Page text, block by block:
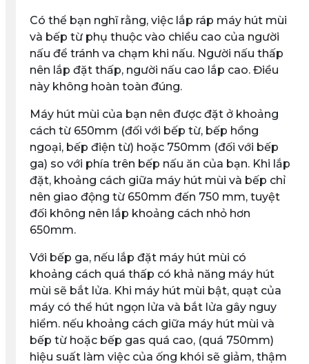
Có thể bạn nghĩ rằng, việc lắp ráp máy hút mùi
và bếp từ phụ thuộc vào chiều cao của người
nấu để tránh va chạm khi nấu. Người nấu thấp
nên lắp đặt thấp, người nấu cao lắp cao. Điều
này không hoàn toàn đúng.
Máy hút mùi của bạn nên được đặt ở khoảng
cách từ 650mm (đối với bếp từ, bếp hồng
ngoại, bếp điện từ) hoặc 750mm (đối với bếp
ga) so với phía trên bếp nấu ăn của bạn. Khi lắp
đặt, khoảng cách giữa máy hút mùi và bếp chỉ
nên giao động từ 650mm đến 750 mm, tuyệt
đối không nên lắp khoảng cách nhỏ hơn
650mm.
Với bếp ga, nếu lắp đặt máy hút mùi có
khoảng cách quá thấp có khả năng máy hút
mùi sẽ bắt lửa. Khi máy hút mùi bật, quạt của
máy có thể hút ngọn lửa và bắt lửa gây nguy
hiểm. nếu khoảng cách giữa máy hút mùi và
bếp từ hoặc bếp gas quá cao, (quá 750mm)
hiệu suất làm việc của ống khói sẽ giảm, thậm